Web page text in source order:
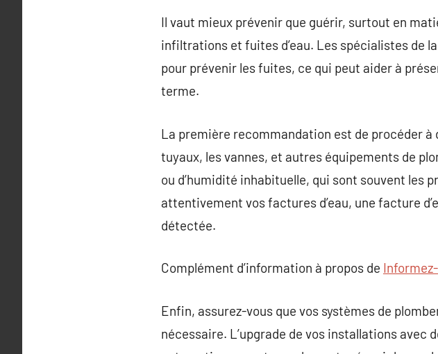
Il vaut mieux prévenir que guérir, surtout en
infiltrations et fuites d’eau. Les spécialistes de
pour prévenir les fuites, ce qui peut aider à
terme.
La première recommandation est de procéder
tuyaux, les vannes, et autres équipements de
ou d’humidité inhabituelle, qui sont souvent les
attentivement vos factures d’eau, une facture
détectée.
Complément d’information à propos de
Enfin, assurez-vous que vos systèmes de
nécessaire. L’upgrade de vos installations